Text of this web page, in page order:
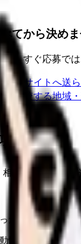
てから決めま
、すぐ応募で
転職サイトへ送
で比較する地域
目
談済みの事実
た具体的な場面を
悸・欠勤衝動に